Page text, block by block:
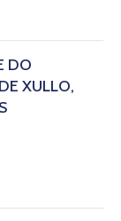
DO
XULLO,